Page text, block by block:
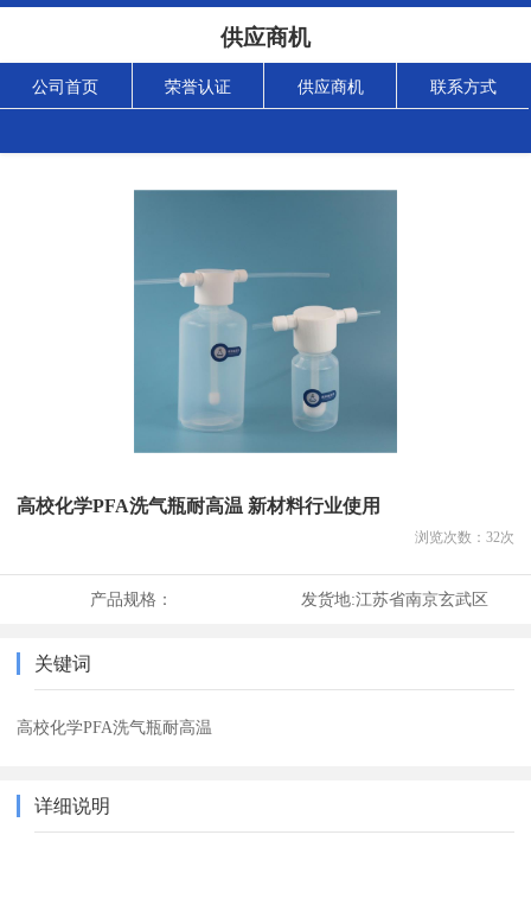
供应商机
公司首页 荣誉认证 供应商机 联系方式
高校化学PFA洗气瓶耐高温 新材料行业使用
浏览次数： 32次
产品规格： 发货地:江苏省南京玄武区
关键词
高校化学PFA洗气瓶耐高温
详细说明